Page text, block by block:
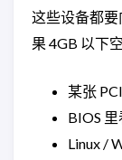
这些设备都
果 4GB 以下
某张
BIOS 里
Linux /